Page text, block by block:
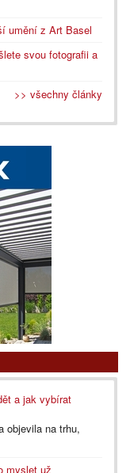
umění z Art Basel
svou fotografii a
>> všechny články
a jak vybírat
objevila na trhu,
myslet už